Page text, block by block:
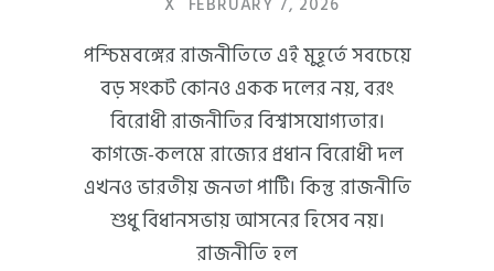
পশ্চিমবঙ্গের রাজনীতিতে এই মুহূর্তে সবচেয়ে
বড় সংকট কোনও একক দলের নয়, বরং
বিরোধী রাজনীতির বিশ্বাসযোগ্যতার।
কাগজে-কলমে রাজ্যের প্রধান বিরোধী দল
এখনও ভারতীয় জনতা পার্টি। কিন্তু রাজনীতি
শুধু বিধানসভায় আসনের হিসেব নয়।
রাজনীতি হল